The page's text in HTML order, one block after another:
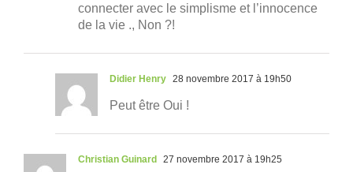
connecter avec le simplisme et l’innocence
de la vie ., Non ?!
Didier Henry 28 novembre 2017 à 19h50
Peut être Oui !
Christian Guinard 27 novembre 2017 à 19h25